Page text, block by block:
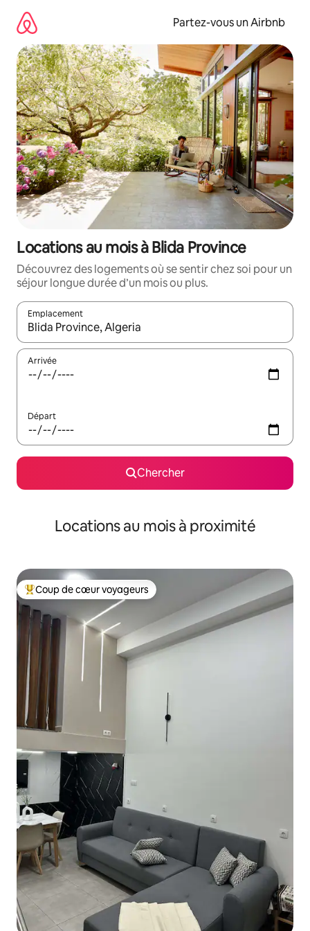
directement
contenu
Partez-vous un Airbnb
Locations au mois à Blida Province
Découvrez des logements où se sentir chez soi pour un
séjour longue durée d’un mois ou plus.
Emplacement
Quand les résultats sont affichés, parcourez-les en utilisant
Arrivée
Départ
Chercher
Locations au mois à proximité
Coup de cœur voyageurs parmi les plus aimés
Coup de cœur voyageurs